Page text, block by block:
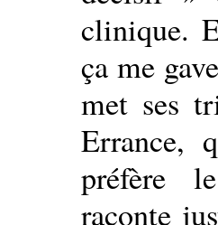
clinique.
ça me
met ses
Errance,
préfère
raconte